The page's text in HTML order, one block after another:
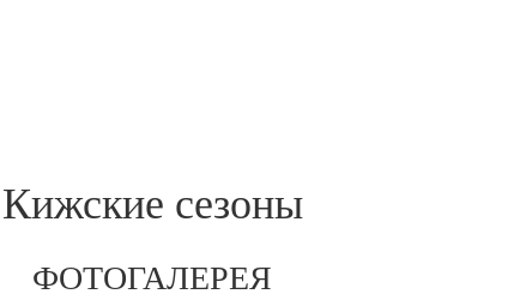
Кижские сезоны
ФОТОГАЛЕРЕЯ